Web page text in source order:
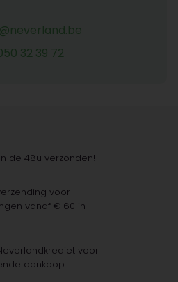
32 39 72
de 48u verzonden!
voor
vanaf € 60 in
voor
aankoop